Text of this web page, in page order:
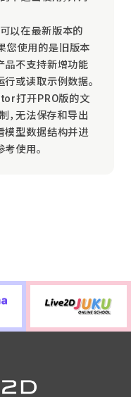
以在最新版本的
您使用的是旧版本
品不支持新增功能
或读取示例数据。
打开PRO版的文
，无法保存和导出
模型数据结构并进
使用。